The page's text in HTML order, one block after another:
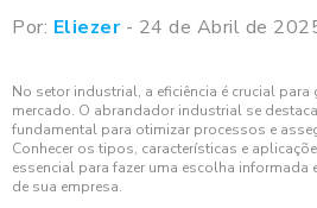
Por: Eliezer- 24 de Abril de
No setor industrial, a eficiência é crucial
mercado. O abrandador industrial se
fundamental para otimizar processos e
Conhecer os tipos, características e
essencial para fazer uma escolha
de sua empresa.